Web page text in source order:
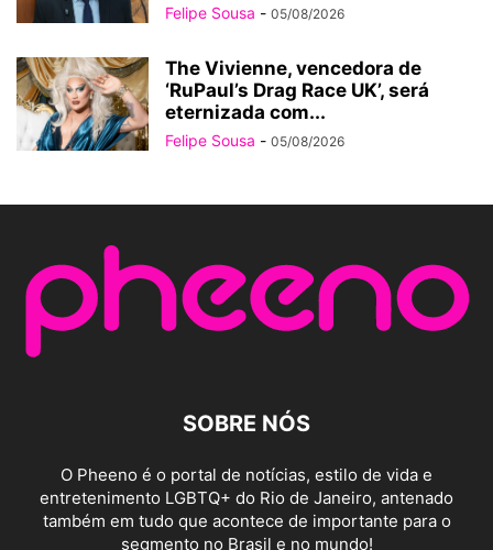
Felipe Sousa - 05/08/2026
The Vivienne, vencedora de
‘RuPaul’s Drag Race UK’, será
eternizada com...
Felipe Sousa - 05/08/2026
SOBRE NÓS
O Pheeno é o portal de notícias, estilo de vida e
entretenimento LGBTQ+ do Rio de Janeiro, antenado
também em tudo que acontece de importante para o
segmento no Brasil e no mundo!